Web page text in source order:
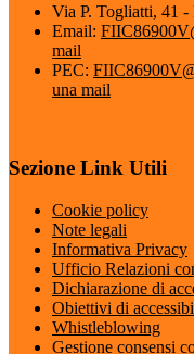
Via P. Togliatti, 41 -
Email:
mail
PEC:
una mail
Sezione Link Utili
Cookie policy
Note legali
Informativa Privacy
Ufficio Relazioni
Dichiarazione di
Obiettivi di
Whistleblowing
Gestione consensi